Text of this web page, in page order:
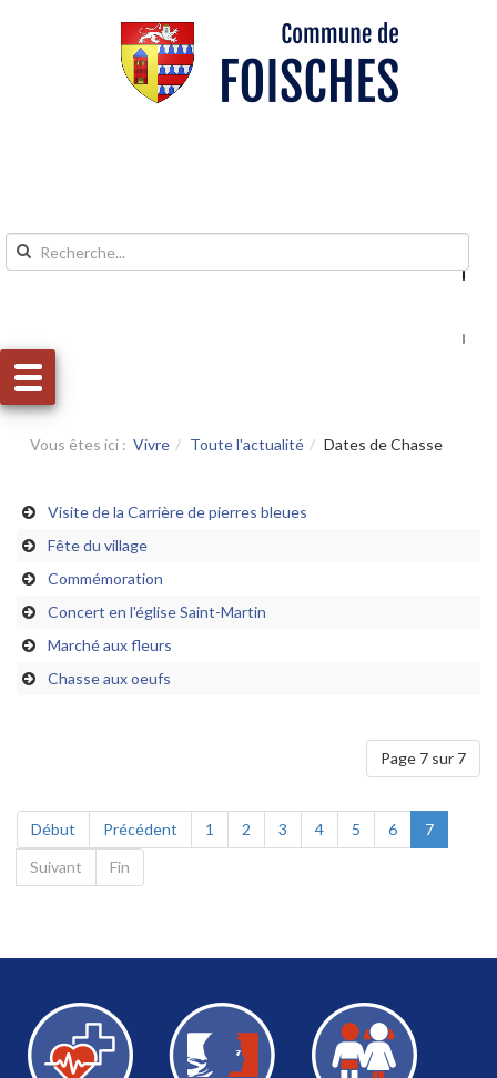
Aller au menu
Vous êtes ici : Vivre Toute l'actualité Dates de Chasse
Visite de la Carrière de pierres bleues
Fête du village
Commémoration
Concert en l'église Saint-Martin
Marché aux fleurs
Chasse aux oeufs
Page 7 sur 7
Début Précédent 1 2 3 4 5 6
7
Suivant
Fin